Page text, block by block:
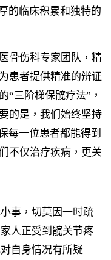
的临床积累和独特的
骨伤科专家团队，精
患者提供精准的辨证
“三阶梯保髋疗法”，
的是，我们始终坚持
每一位患者都能得到
不仅治疗疾病，更关
事，切莫因一时疏
人正受到髋关节疼
自身情况有所疑